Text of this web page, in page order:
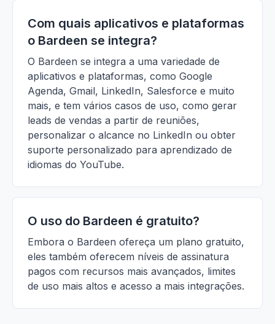
Com quais aplicativos e plataformas
o Bardeen se integra?
O Bardeen se integra a uma variedade de
aplicativos e plataformas, como Google
Agenda, Gmail, LinkedIn, Salesforce e muito
mais, e tem vários casos de uso, como gerar
leads de vendas a partir de reuniões,
personalizar o alcance no LinkedIn ou obter
suporte personalizado para aprendizado de
idiomas do YouTube.
O uso do Bardeen é gratuito?
Embora o Bardeen ofereça um plano gratuito,
eles também oferecem níveis de assinatura
pagos com recursos mais avançados, limites
de uso mais altos e acesso a mais integrações.